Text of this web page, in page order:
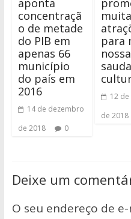
aponta
concentraçã
o de metade
do PIB em
apenas 66
município
do país em
2016
14 de dezembro
de 2018
0
para
nossa
12
de 2018
Deixe um
O seu endereço de